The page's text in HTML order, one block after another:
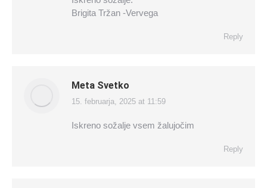
Brigita Tržan -Vervega
Reply
Meta Svetko
says:
15. februarja, 2025 at 11:59
Iskreno sožalje vsem žalujočim
Reply